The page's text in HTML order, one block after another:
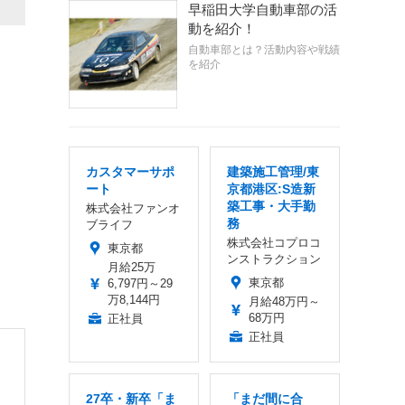
早稲田大学自動車部の活
動を紹介！
自動車部とは？活動内容や戦績
を紹介
カスタマーサポ
ート
株式会社ファンオ
ブライフ
東京都
月給25万
6,797円～29
万8,144円
正社員
建築施工管理/東
京都港区:S造新
築工事・大手勤
務
株式会社コプロコ
ンストラクション
東京都
月給48万円～
68万円
正社員
27卒・新卒「ま 「まだ間に合